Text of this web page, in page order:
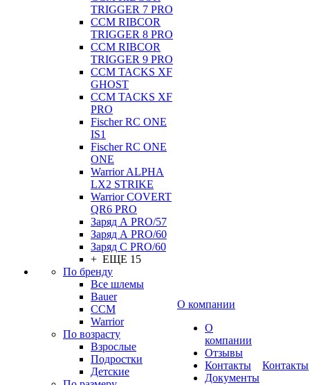
TRIGGER 7 PRO
CCM RIBCOR
TRIGGER 8 PRO
CCM RIBCOR
TRIGGER 9 PRO
CCM TACKS XF
GHOST
CCM TACKS XF
PRO
Fischer RC ONE
IS1
Fischer RC ONE
ONE
Warrior ALPHA
LX2 STRIKE
Warrior COVERT
QR6 PRO
Заряд А PRO/57
Заряд А PRO/60
Заряд С PRO/60
+ ЕЩЕ 15
По бренду
Все шлемы
Bauer
CCM
Warrior
По возрасту
Взрослые
Подростки
Детские
О компании
О
компании
Отзывы
Контакты
Документы
Контакты